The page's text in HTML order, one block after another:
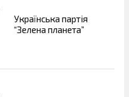
Українська партія
“Зелена планета”